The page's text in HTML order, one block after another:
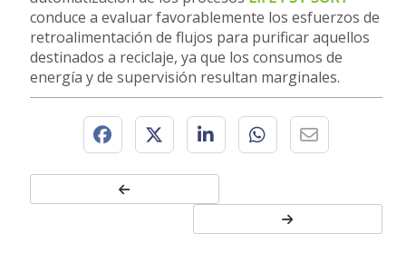
conduce a evaluar favorablemente los esfuerzos de
retroalimentación de flujos para purificar aquellos
destinados a reciclaje, ya que los consumos de
energía y de supervisión resultan marginales.